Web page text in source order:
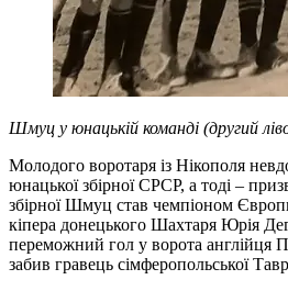
Шмуц у юнацькій команді (другий
Молодого воротаря із Нікополя
юнацької збірної СРСР, а тоді –
збірної Шмуц став чемпіоном
кіпера донецького Шахтаря Юрія
переможний гол у ворота англійця
забив гравець сімферопольської